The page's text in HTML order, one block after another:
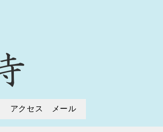
アクセス メール